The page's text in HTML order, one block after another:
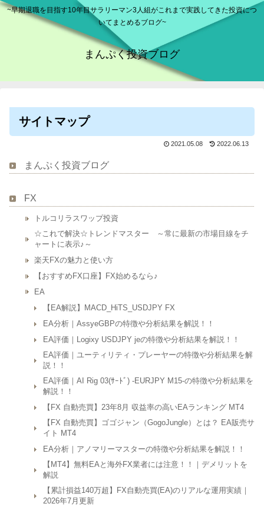
~早期退職を目指す10年目サラリーマン3人組がこれまで実践してきた投資につ
いてまとめるブログ~
まんぷく投資ブログ
サイトマップ
2021.05.08 2022.06.13
まんぷく投資ブログ
FX
トルコリラスワップ投資
☆これで解決☆トレンドマスター ～常に最新の市場目線をチ
ャートに表示♪～
楽天FXの魅力と使い方
【おすすめFX口座】FX始めるなら♪
EA
【EA解説】MACD_HiTS_USDJPY FX
EA分析｜AssyeGBPの特徴や分析結果を解説！！
EA評価｜Logixy USDJPY jeの特徴や分析結果を解説！！
EA評価｜ユーティリティ・プレーヤーの特徴や分析結果を解
説！！
EA評価｜AI Rig 03(ｻｰﾄﾞ) -EURJPY M15-の特徴や分析結果を
解説！！
【FX 自動売買】23年8月 収益率の高いEAランキング MT4
【FX 自動売買】ゴゴジャン（GogoJungle）とは？ EA販売サ
イト MT4
EA分析｜アノマリーマスターの特徴や分析結果を解説！！
【MT4】無料EAと海外FX業者には注意！！｜デメリットを
解説
【累計損益140万超】FX自動売買(EA)のリアルな運用実績｜
2026年7月更新